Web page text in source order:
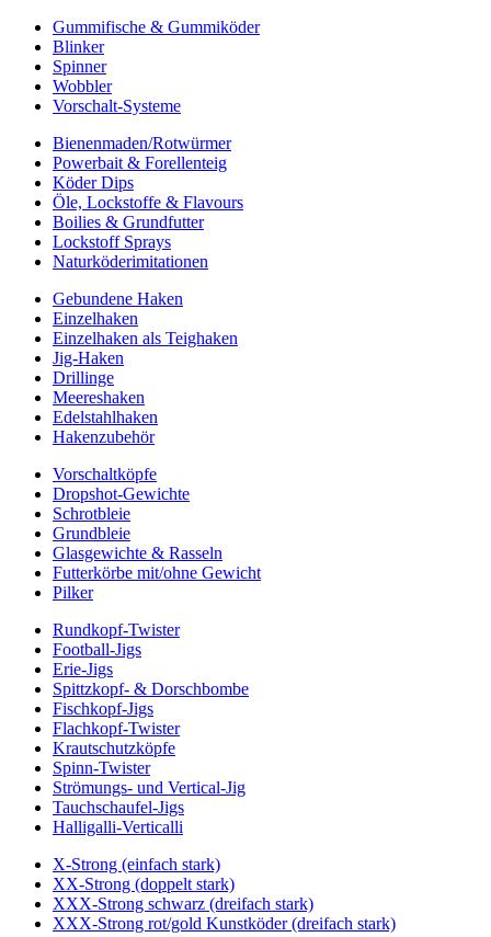
Gummifische & Gummiköder
Blinker
Spinner
Wobbler
Vorschalt-Systeme
Bienenmaden/Rotwürmer
Powerbait & Forellenteig
Köder Dips
Öle, Lockstoffe & Flavours
Boilies & Grundfutter
Lockstoff Sprays
Naturköderimitationen
Gebundene Haken
Einzelhaken
Einzelhaken als Teighaken
Jig-Haken
Drillinge
Meereshaken
Edelstahlhaken
Hakenzubehör
Vorschaltköpfe
Dropshot-Gewichte
Schrotbleie
Grundbleie
Glasgewichte & Rasseln
Futterkörbe mit/ohne Gewicht
Pilker
Rundkopf-Twister
Football-Jigs
Erie-Jigs
Spittzkopf- & Dorschbombe
Fischkopf-Jigs
Flachkopf-Twister
Krautschutzköpfe
Spinn-Twister
Strömungs- und Vertical-Jig
Tauchschaufel-Jigs
Halligalli-Verticalli
X-Strong (einfach stark)
XX-Strong (doppelt stark)
XXX-Strong schwarz (dreifach stark)
XXX-Strong rot/gold Kunstköder (dreifach stark)